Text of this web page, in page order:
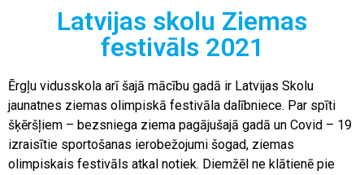
Latvijas skolu Ziemas
festivāls 2021
Ērgļu vidusskola arī šajā mācību gadā ir Latvijas Skolu
jaunatnes ziemas olimpiskā festivāla dalībniece. Par spīti
šķēršļiem – bezsniega ziema pagājušajā gadā un Covid – 19
izraisītie sportošanas ierobežojumi šogad, ziemas
olimpiskais festivāls atkal notiek. Diemžēl ne klātienē pie